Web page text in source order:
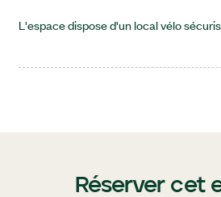
L'espace dispose d'un local vélo
Réserver cet